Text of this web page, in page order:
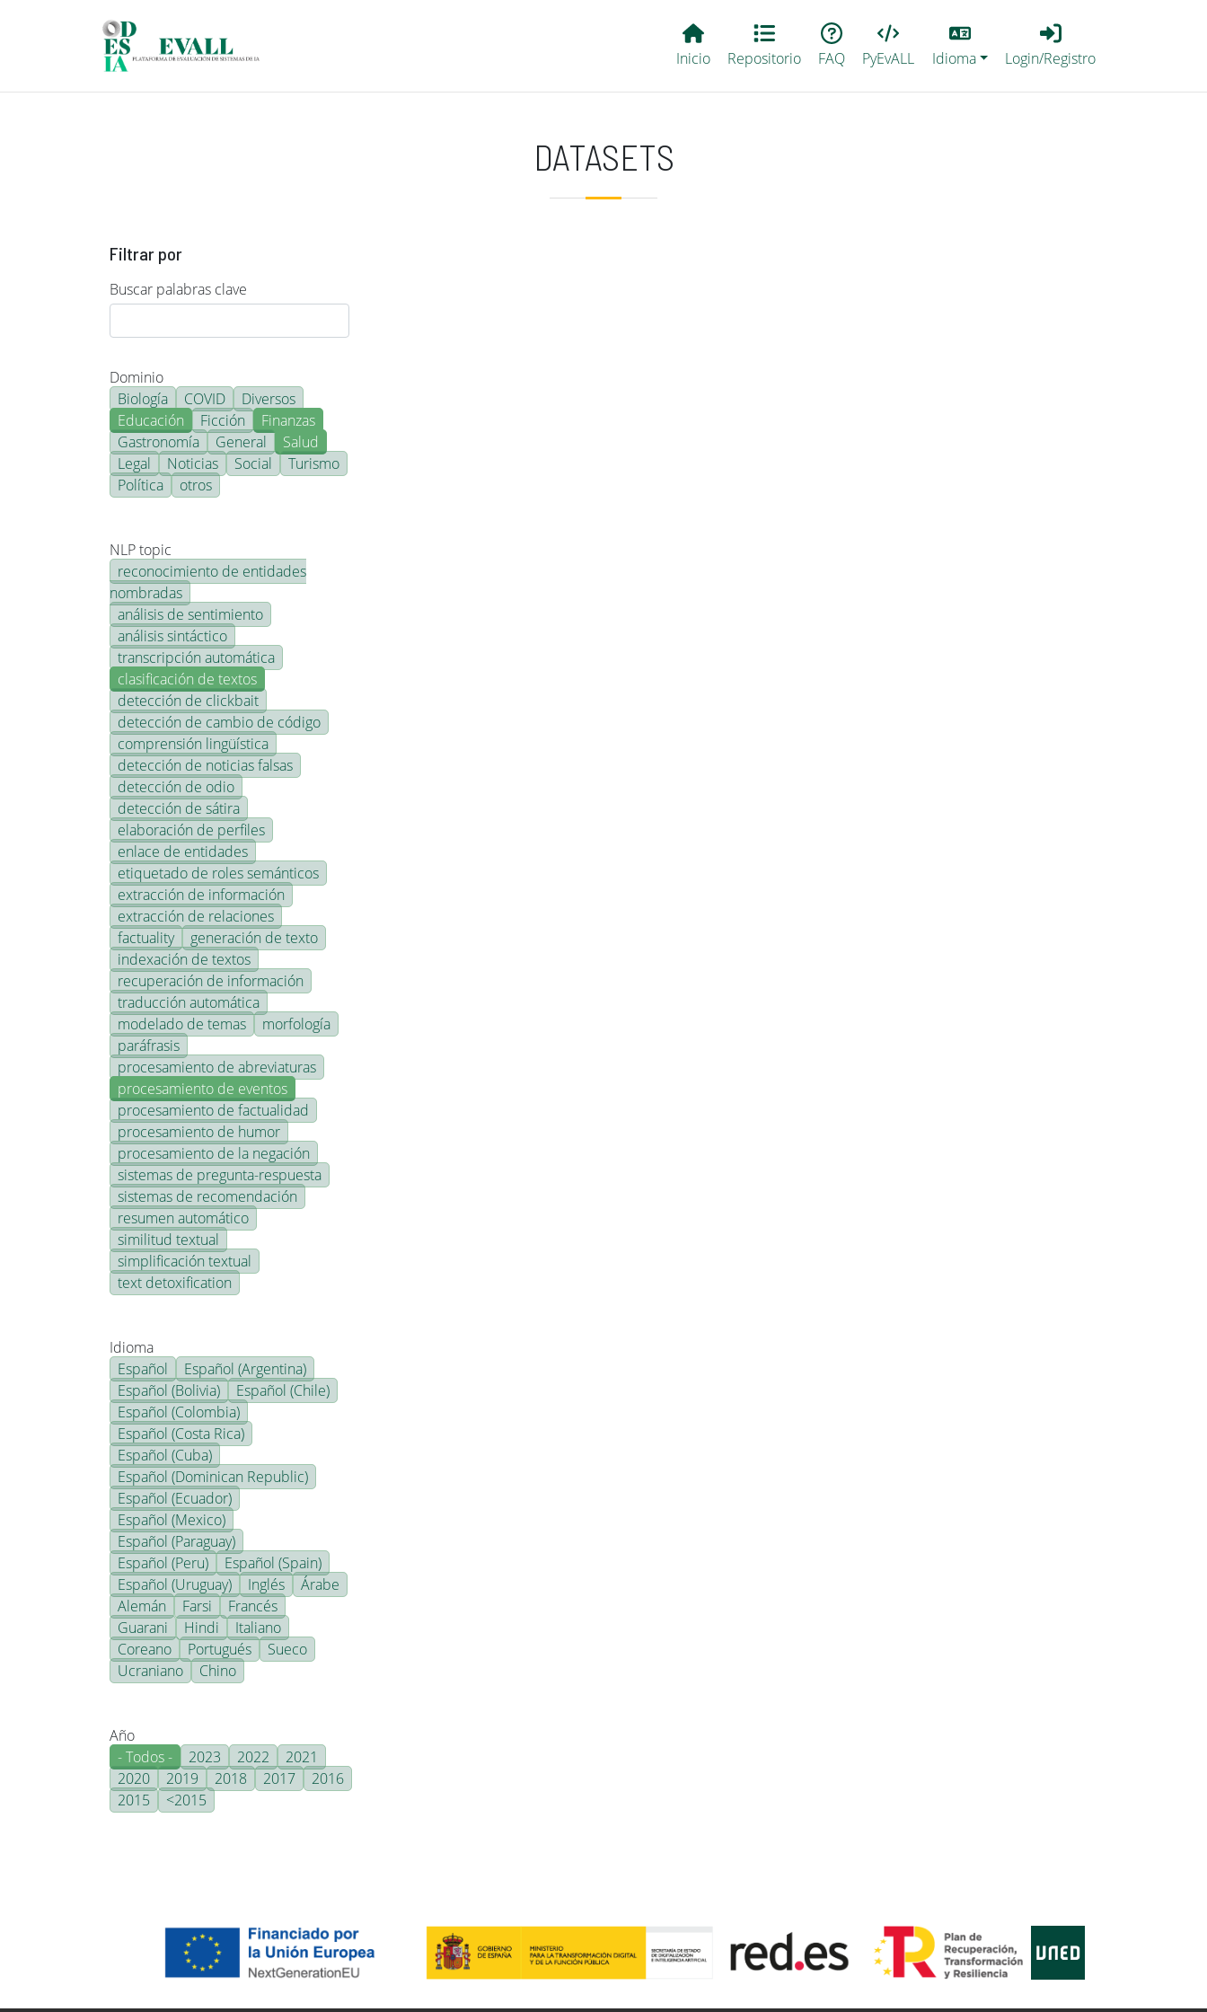
Main EvALL
Inicio Repositorio FAQ PyEvALL
Lang
Idioma
Login_Registro
Login/Registro
DATASETS
Filtrar por
Buscar palabras clave
Dominio
Biología
COVID
Diversos
Educación
Ficción
Finanzas
Gastronomía
General
Salud
Legal
Noticias Social
Turismo
Política
otros
NLP topic
reconocimiento de entidades
nombradas
análisis de sentimiento
análisis sintáctico
transcripción automática
clasificación de textos
detección de clickbait
detección de cambio de código
comprensión lingüística
detección de noticias falsas
detección de odio
detección de sátira
elaboración de perfiles
enlace de entidades
etiquetado de roles semánticos
extracción de información
extracción de relaciones
factuality
generación de texto
indexación de textos
recuperación de información
traducción automática
modelado de temas
morfología
paráfrasis
procesamiento de abreviaturas
procesamiento de eventos
procesamiento de factualidad
procesamiento de humor
procesamiento de la negación
sistemas de pregunta-respuesta
sistemas de recomendación
resumen automático
similitud textual
simplificación textual
text detoxification
Idioma
Español
Español (Argentina)
Español (Bolivia)
Español (Chile)
Español (Colombia)
Español (Costa Rica)
Español (Cuba)
Español (Dominican Republic)
Español (Ecuador)
Español (Mexico)
Español (Paraguay)
Español (Peru)
Español (Spain)
Español (Uruguay)
Inglés
Árabe
Alemán
Farsi
Francés
Guarani
Hindi
Italiano
Coreano
Portugués
Sueco
Ucraniano
Chino
Año
- Todos -
2023 2022
2021
2020
2019 2018 2017
2016
2015
<2015